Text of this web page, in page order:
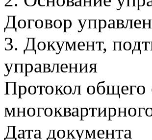
Договор
3. Документ,
управления
Протокол
Дата документа